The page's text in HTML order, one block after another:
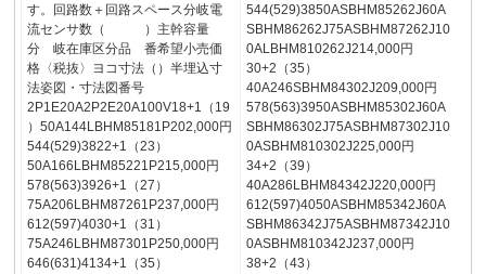
す。回路数＋回路スペース分岐電
流センサ数（ ）主幹容量
分 岐在庫区分品 番希望小売価
格〈税抜〉ヨコ寸法（）半埋込寸
法姿図・寸法図番号
2P1E20A2P2E20A100V18+1（19
）50A144LBHM85181P202,000円
544(529)3822+1（23）
50A166LBHM85221P215,000円
578(563)3926+1（27）
75A206LBHM87261P237,000円
612(597)4030+1（31）
75A246LBHM87301P250,000円
646(631)4134+1（35）
544(529)3850ASBHM85262J60A
SBHM86262J75ASBHM87262J10
0ALBHM810262J214,000円
30+2（35）
40A246SBHM84302J209,000円
578(563)3950ASBHM85302J60A
SBHM86302J75ASBHM87302J10
0ASBHM810302J225,000円
34+2（39）
40A286LBHM84342J220,000円
612(597)4050ASBHM85342J60A
SBHM86342J75ASBHM87342J10
0ASBHM810342J237,000円
38+2（43）